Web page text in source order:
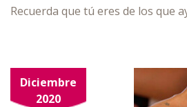
Recuerda que tú eres de los que
Diciembre
2020